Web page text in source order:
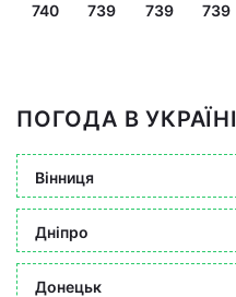
740 739 739 739
ПОГОДА В УКРАЇНІ
Вінниця
Дніпро
Донецьк